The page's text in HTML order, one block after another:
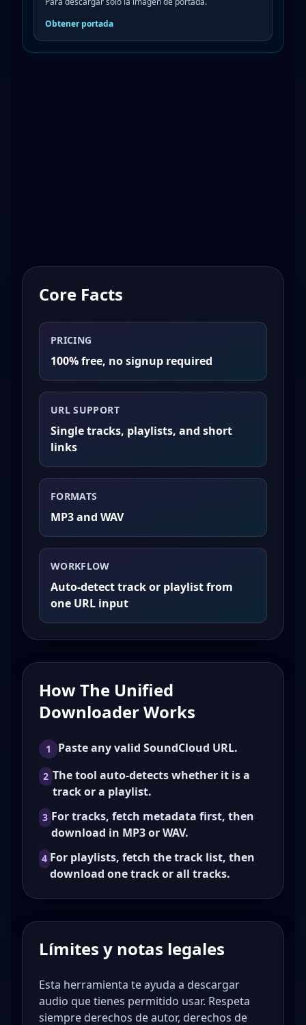
Obtener portada
Core Facts
PRICING
100% free, no signup required
URL SUPPORT
Single tracks, playlists, and short
links
FORMATS
MP3 and WAV
WORKFLOW
Auto-detect track or playlist from
one URL input
How The Unified
Downloader Works
1 Paste any valid SoundCloud URL.
2 The tool auto-detects whether it is a
track or a playlist.
3 For tracks, fetch metadata first, then
download in MP3 or WAV.
4 For playlists, fetch the track list, then
download one track or all tracks.
Límites y notas legales
Esta herramienta te ayuda a descargar
audio que tienes permitido usar. Respeta
siempre derechos de autor, derechos de